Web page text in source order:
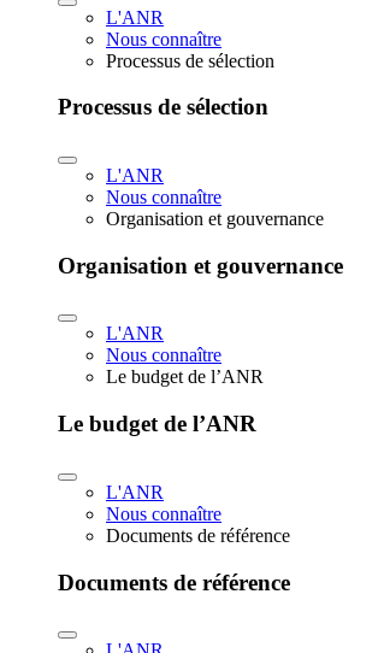
L'ANR
Nous connaître
Processus de sélection
Processus de sélection
L'ANR
Nous connaître
Organisation et gouvernance
Organisation et gouvernance
L'ANR
Nous connaître
Le budget de l’ANR
Le budget de l’ANR
L'ANR
Nous connaître
Documents de référence
Documents de référence